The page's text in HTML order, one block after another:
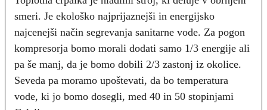
smeri. Je ekološko najprijaznejši in energijsko
najcenejši način segrevanja sanitarne vode. Za pogon
kompresorja bomo morali dodati samo 1/3 energije ali
pa še manj, da je bomo dobili 2/3 zastonj iz okolice.
Seveda pa moramo upoštevati, da bo temperatura
vode, ki jo bomo dosegli, med 40 in 50 stopinjami